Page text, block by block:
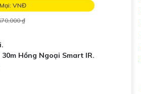
VNĐ
₫
️
Hồng Ngoại Smart IR.